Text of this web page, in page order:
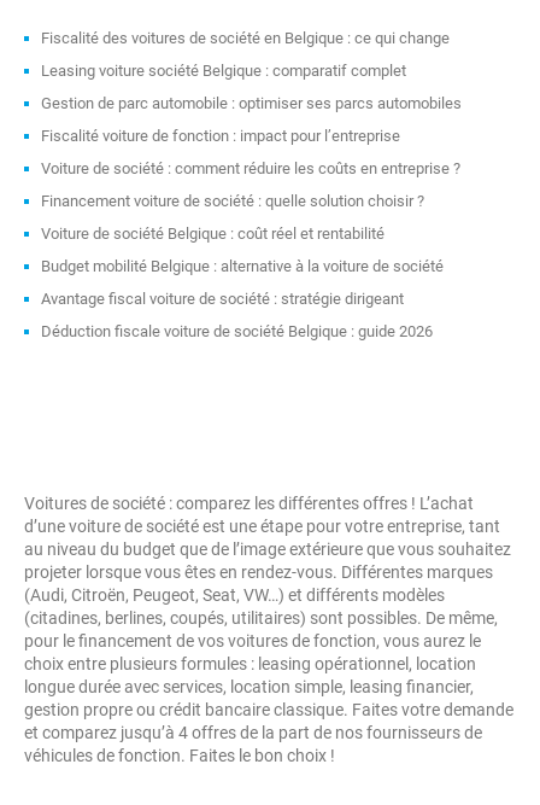
Fiscalité des voitures de société en Belgique : ce qui change
Leasing voiture société Belgique : comparatif complet
Gestion de parc automobile : optimiser ses parcs automobiles
Fiscalité voiture de fonction : impact pour l’entreprise
Voiture de société : comment réduire les coûts en entreprise ?
Financement voiture de société : quelle solution choisir ?
Voiture de société Belgique : coût réel et rentabilité
Budget mobilité Belgique : alternative à la voiture de société
Avantage fiscal voiture de société : stratégie dirigeant
Déduction fiscale voiture de société Belgique : guide 2026
Voitures de société : comparez les différentes offres ! L’achat
d’une voiture de société est une étape pour votre entreprise, tant
au niveau du budget que de l’image extérieure que vous souhaitez
projeter lorsque vous êtes en rendez-vous. Différentes marques
(Audi, Citroën, Peugeot, Seat, VW…) et différents modèles
(citadines, berlines, coupés, utilitaires) sont possibles. De même,
pour le financement de vos voitures de fonction, vous aurez le
choix entre plusieurs formules : leasing opérationnel, location
longue durée avec services, location simple, leasing financier,
gestion propre ou crédit bancaire classique. Faites votre demande
et comparez jusqu’à 4 offres de la part de nos fournisseurs de
véhicules de fonction. Faites le bon choix !